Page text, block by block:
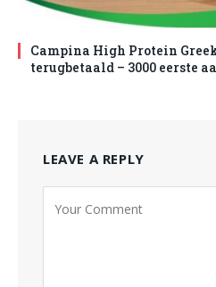
Campina High Protein
terugbetaald – 3000 eerste
LEAVE A REPLY